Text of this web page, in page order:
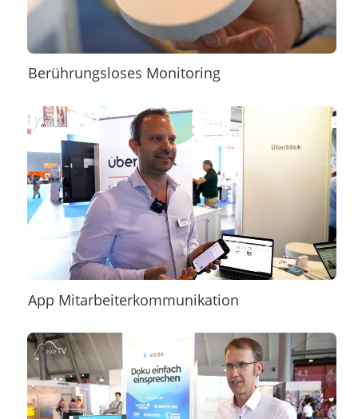
Berührungsloses Monitoring
App Mitarbeiterkommunikation